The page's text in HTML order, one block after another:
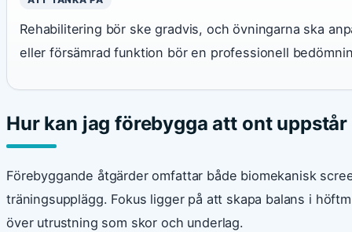
Rehabilitering bör ske gradvis, och övningarna ska
eller försämrad funktion bör en professionell
Hur kan jag förebygga att ont
Förebyggande åtgärder omfattar både biomekanisk
träningsupplägg. Fokus ligger på att skapa balans i
över utrustning som skor och underlag.